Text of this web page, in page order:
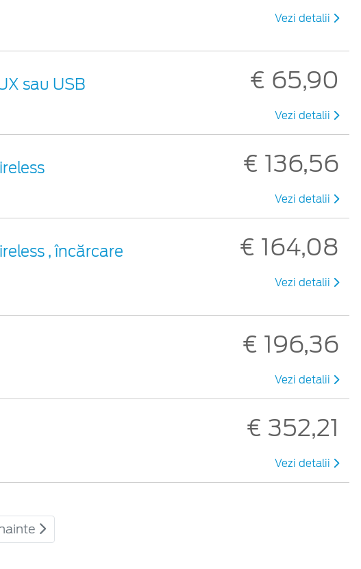
Vezi detalii
sau USB € 65,90
Vezi detalii
€ 136,56
Vezi detalii
, încărcare
€ 164,08
Vezi detalii
€ 196,36
Vezi detalii
€ 352,21
Vezi detalii